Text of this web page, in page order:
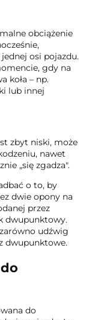
obciążenie
osi pojazdu.
gdy na
koła – np.
lub innej
zbyt niski, może
nawet
„się zgadza".
o to, by
dwie opony na
przez
dwupunktowy.
udźwig
dwupunktowe.
do